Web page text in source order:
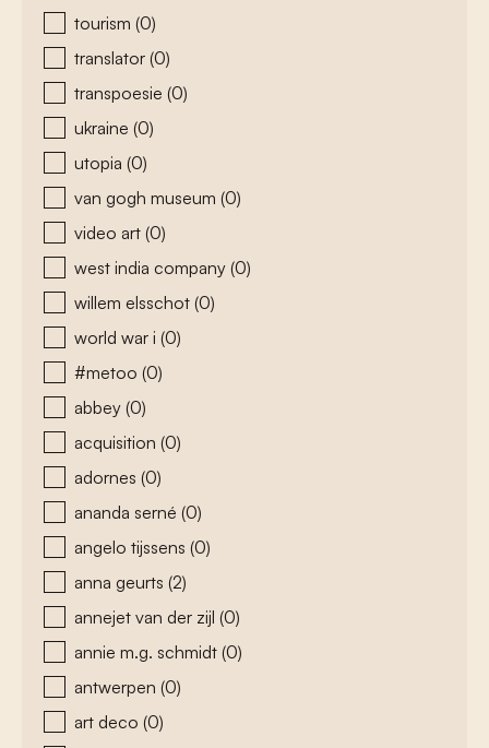
tourism (0)
translator (0)
transpoesie (0)
ukraine (0)
utopia (0)
van gogh museum (0)
video art (0)
west india company (0)
willem elsschot (0)
world war i (0)
#metoo (0)
abbey (0)
acquisition (0)
adornes (0)
ananda serné (0)
angelo tijssens (0)
anna geurts (2)
annejet van der zijl (0)
annie m.g. schmidt (0)
antwerpen (0)
art deco (0)